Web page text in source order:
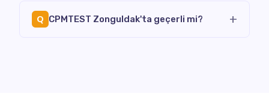
Q CPMTEST Zonguldak'ta geçerli mi? +